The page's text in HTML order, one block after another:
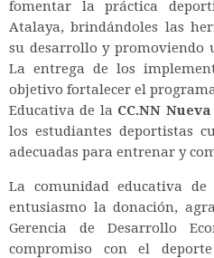
fomentar la práctica
Atalaya, brindándoles las
su desarrollo y promoviendo
La entrega de los
objetivo fortalecer el
Educativa de la CC.NN
los estudiantes deportistas
adecuadas para entrenar y
La comunidad educativa
entusiasmo la donación,
Gerencia de Desarrollo
compromiso con el